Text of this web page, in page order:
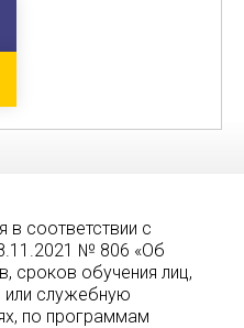
в соответствии с
№ 806 «Об
сроков обучения лиц,
служебную
по программам